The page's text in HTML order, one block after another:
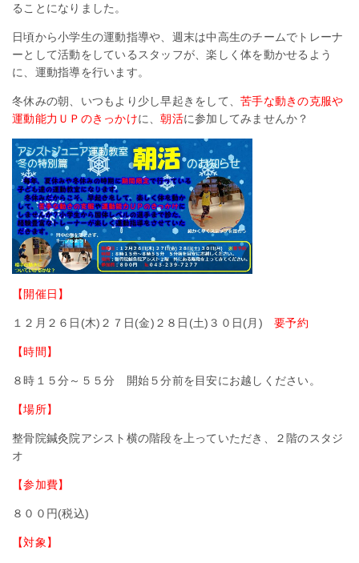
ることになりました。
日頃から小学生の運動指導や、週末は中高生のチームでトレーナ
ーとして活動をしているスタッフが、楽しく体を動かせるよう
に、運動指導を行います。
冬休みの朝、いつもより少し早起きをして、 苦手な動きの克服や
運動能力ＵＰのきっかけに、朝活に参加してみませんか？
【開催日】
１２月２６日(木)２７日(金)２８日(土)３０日(月) 要予約
【時間】
８時１５分～５５分 開始５分前を目安にお越しください。
【場所】
整骨院鍼灸院アシスト横の階段を上っていただき、２階のスタジ
オ
【参加費】
８００円(税込)
【対象】